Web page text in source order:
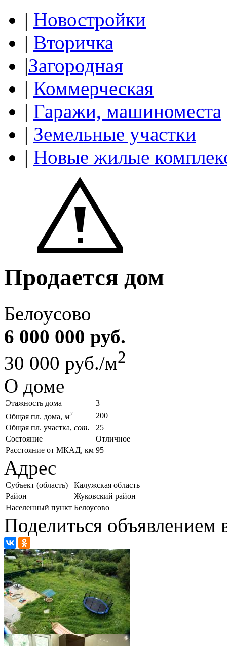
| Новостройки
| Вторичка
|Загородная
| Коммерческая
| Гаражи, машиноместа
| Земельные участки
| Новые жилые
Продается дом
Белоусово
6 000 000 руб.
30 000 руб./м2
О доме
Этажность дома
3
Общая пл. дома, м2
200
Общая пл. участка, сот.
25
Состояние
Отличное
Расстояние от МКАД, км 95
Адрес
Субъект (область)
Калужская область
Район
Жуковский район
Населенный пункт Белоусово
Поделиться объявлением